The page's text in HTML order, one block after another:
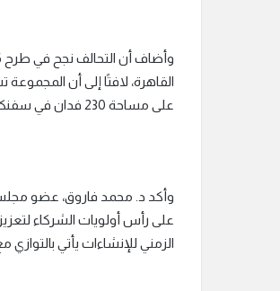
القاهرة، لافتًا إلى أن
على مساحة 230 فدان في سفنكس الجديدة.
وأكد د. محمد فاروق، عضو مجلس
على رأس أولويات الشركاء
الزمني للإنشاءات يأتي